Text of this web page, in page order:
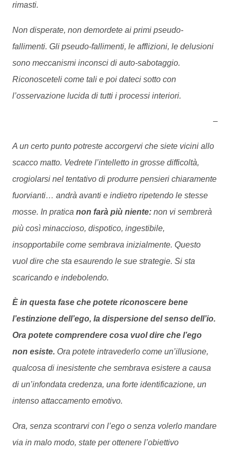
rimasti.
Non disperate, non demordete ai primi pseudo-
fallimenti. Gli pseudo-fallimenti, le afflizioni, le delusioni
sono meccanismi inconsci di auto-sabotaggio.
Riconosceteli come tali e poi dateci sotto con
l’osservazione lucida di tutti i processi interiori.
–
A un certo punto potreste accorgervi che siete vicini allo
scacco matto. Vedrete l’intelletto in grosse difficoltà,
crogiolarsi nel tentativo di produrre pensieri chiaramente
fuorvianti… andrà avanti e indietro ripetendo le stesse
mosse. In pratica non farà più niente: non vi sembrerà
più così minaccioso, dispotico, ingestibile,
insopportabile come sembrava inizialmente. Questo
vuol dire che sta esaurendo le sue strategie. Si sta
scaricando e indebolendo.
È in questa fase che potete riconoscere bene
l’estinzione dell’ego, la dispersione del senso dell’io.
Ora potete comprendere cosa vuol dire che l’ego
non esiste. Ora potete intravederlo come un’illusione,
qualcosa di inesistente che sembrava esistere a causa
di un’infondata credenza, una forte identificazione, un
intenso attaccamento emotivo.
Ora, senza scontrarvi con l’ego o senza volerlo mandare
via in malo modo, state per ottenere l’obiettivo